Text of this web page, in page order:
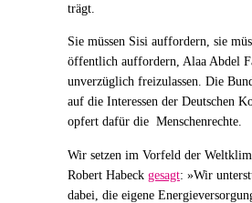
trägt.
Sie müssen Sisi auffordern, sie
öffentlich auffordern, Alaa Abdel
unverzüglich freizulassen. Die
auf die Interessen der Deutschen
opfert dafür die Menschenrechte.
Wir setzen im Vorfeld der
Robert Habeck gesagt: »Wir
dabei, die eigene